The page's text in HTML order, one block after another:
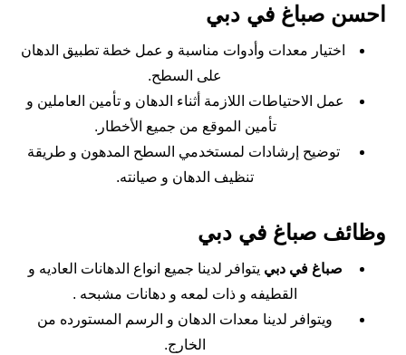
احسن صباغ في دبي
اختيار معدات وأدوات مناسبة و عمل خطة تطبيق الدهان
على السطح.
عمل الاحتياطات اللازمة أثناء الدهان و تأمين العاملين و
تأمين الموقع من جميع الأخطار.
توضيح إرشادات لمستخدمي السطح المدهون و طريقة
تنظيف الدهان و صيانته.
وظائف صباغ في دبي
صباغ في دبي يتوافر لدينا جميع انواع الدهانات العاديه و
القطيفه و ذات لمعه و دهانات مشبحه .
ويتوافر لدينا معدات الدهان و الرسم المستورده من
الخارج.